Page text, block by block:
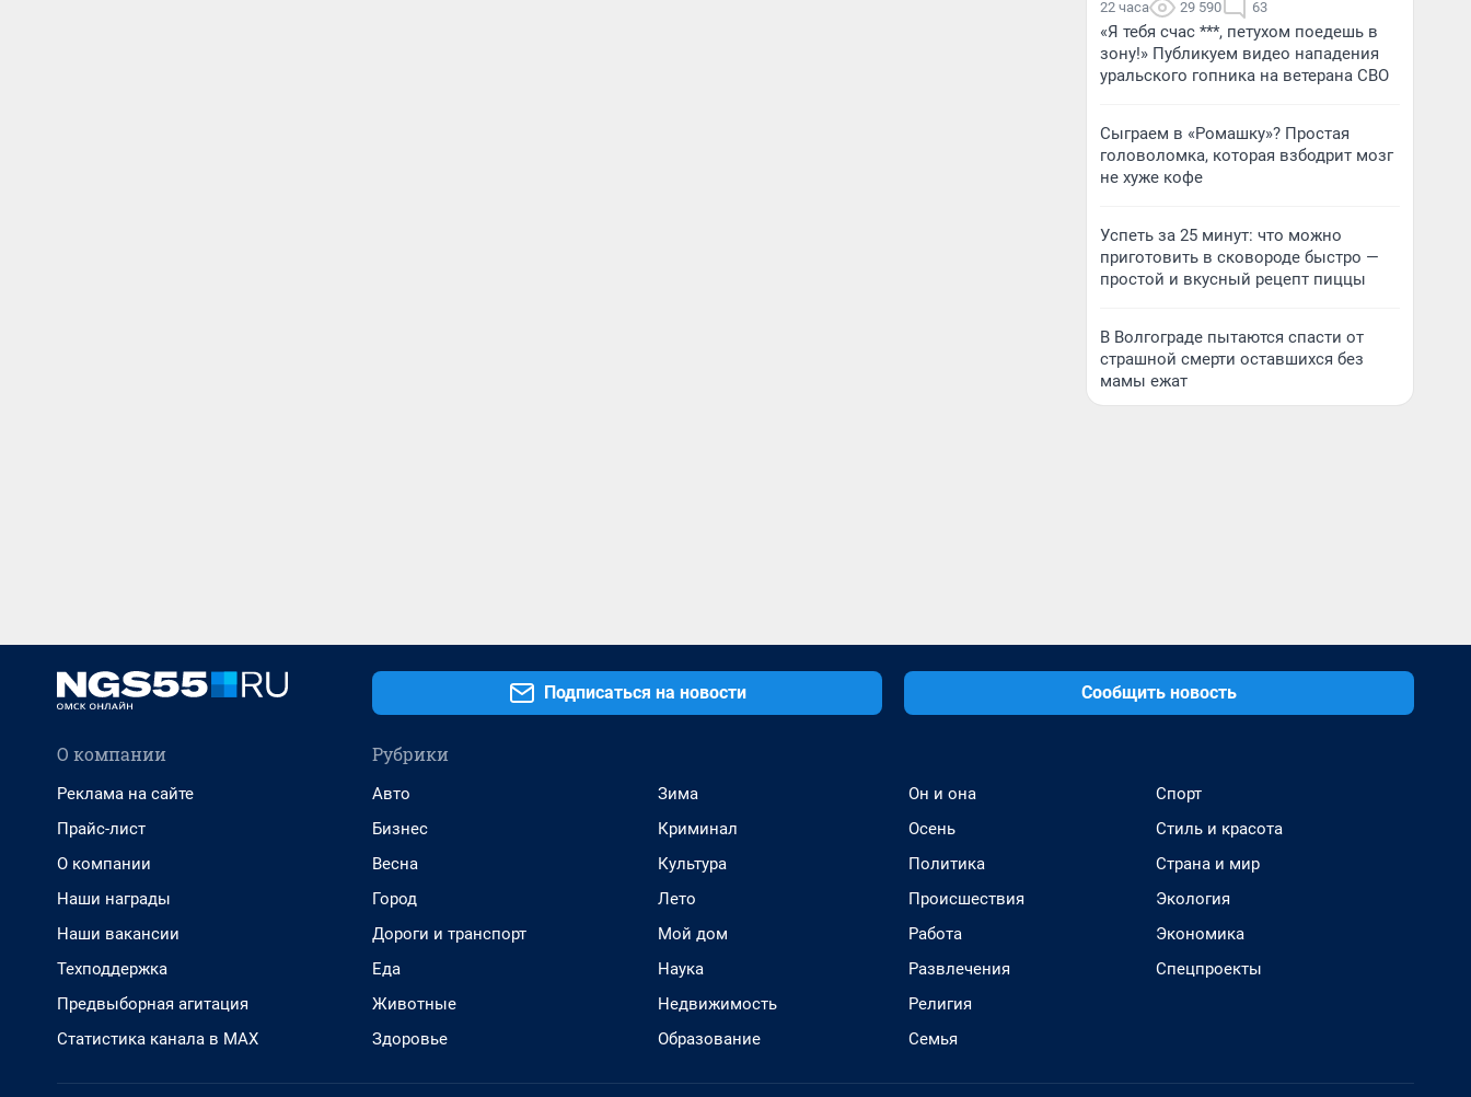
22 часа 29 590 63
«Я тебя счас ***, петухом поедешь в
зону!» Публикуем видео нападения
уральского гопника на ветерана СВО
Сыграем в «Ромашку»? Простая
головоломка, которая взбодрит мозг
не хуже кофе
Успеть за 25 минут: что можно
приготовить в сковороде быстро —
простой и вкусный рецепт пиццы
В Волгограде пытаются спасти от
страшной смерти оставшихся без
мамы ежат
Подписаться на новости Сообщить новость
О компании
Реклама на сайте
Прайс-лист
О компании
Наши награды
Наши вакансии
Техподдержка
Предвыборная агитация
Статистика канала в MAX
Рубрики
Авто
Бизнес
Весна
Город
Дороги и транспорт
Еда
Животные
Здоровье
Зима
Криминал
Культура
Лето
Мой дом
Наука
Недвижимость
Образование
Он и она
Осень
Политика
Происшествия
Работа
Развлечения
Религия
Семья
Спорт
Стиль и красота
Страна и мир
Экология
Экономика
Спецпроекты